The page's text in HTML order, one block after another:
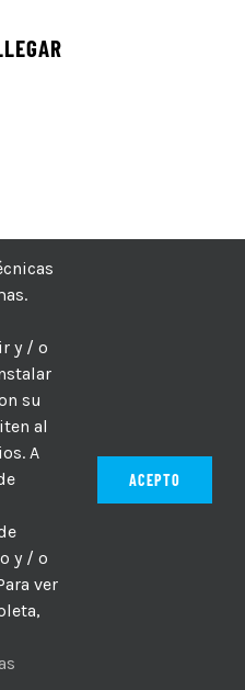
Hosting Para PYMES
derechos reservados
y / o
su
al
A
y / o
ver
ACEPTO